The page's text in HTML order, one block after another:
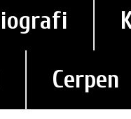
Cerpen